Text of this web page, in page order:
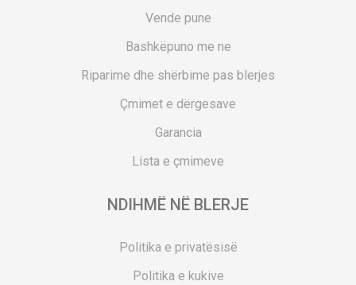
Vende pune
Bashkëpuno me ne
Riparime dhe shërbime pas blerjes
Çmimet e dërgesave
Garancia
Lista e çmimeve
NDIHMË NË BLERJE
Politika e privatësisë
Politika e kukive